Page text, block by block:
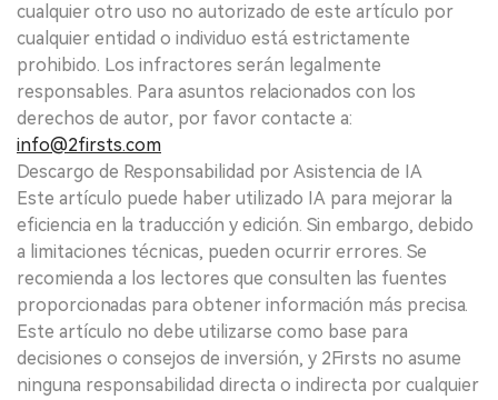
cualquier otro uso no autorizado de este artículo por
cualquier entidad o individuo está estrictamente
prohibido. Los infractores serán legalmente
responsables. Para asuntos relacionados con los
derechos de autor, por favor contacte a:
info@2firsts.com
Descargo de Responsabilidad por Asistencia de IA
Este artículo puede haber utilizado IA para mejorar la
eficiencia en la traducción y edición. Sin embargo, debido
a limitaciones técnicas, pueden ocurrir errores. Se
recomienda a los lectores que consulten las fuentes
proporcionadas para obtener información más precisa.
Este artículo no debe utilizarse como base para
decisiones o consejos de inversión, y 2Firsts no asume
ninguna responsabilidad directa o indirecta por cualquier